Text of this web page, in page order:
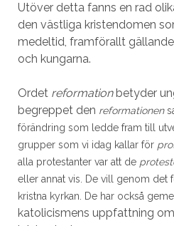
Utöver detta fanns en rad
den västliga kristendomen
medeltid, framförallt
och kungarna.
Ordet reformationbetyder
begreppet den reformationen
förändring som ledde fram till
grupper som vi idag kallar för
alla protestanter var att de
eller annat vis. De vill genom det
kristna kyrkan. De har också
katolicismens uppfattning